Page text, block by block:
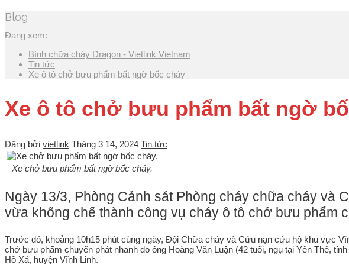
Blog
Đang xem:
Bình chữa cháy Dragon - Vietlink Vietnam
Tin tức
Xe ô tô chở bưu phẩm bất ngờ bốc cháy
Xe ô tô chở bưu phẩm bất ngờ
Đăng bởi vietlink Tháng 3 14, 2024 Tin tức
Xe chở bưu phẩm bất ngờ bốc cháy.
Ngày 13/3, Phòng Cảnh sát Phòng cháy chữa cháy và
vừa khống chế thành công vụ cháy ô tô chở bưu phẩm
Trước đó, khoảng 10h15 phút cùng ngày, Đội Chữa cháy và Cứu nạn cứu hộ khu vực
chở bưu phẩm chuyển phát nhanh do ông Hoàng Văn Luận (42 tuổi, ngụ tại Yên Thế,
Hồ Xá, huyện Vĩnh Linh.